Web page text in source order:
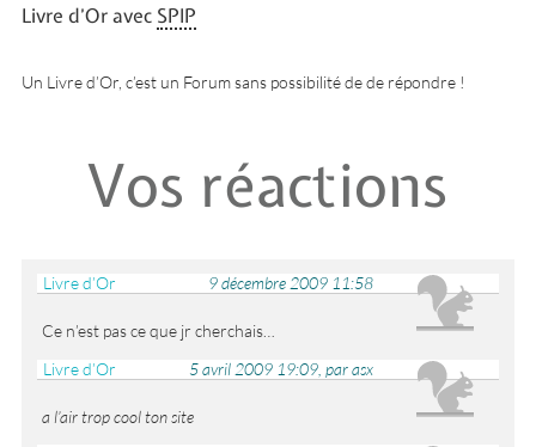
Livre d’Or avec SPIP
Un Livre d’Or, c’est un Forum sans possibilité de de répondre !
Vos réactions
Livre d’Or 9 décembre 2009 11:58
Ce n’est pas ce que jr cherchais…
Livre d’Or
5 avril 2009 19:09, par asx
a l’air trop cool ton site